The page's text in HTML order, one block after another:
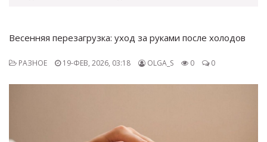
Весенняя перезагрузка: уход за руками после холодов
РАЗНОЕ 19-ФЕВ, 2026, 03:18 OLGA_S 0 0